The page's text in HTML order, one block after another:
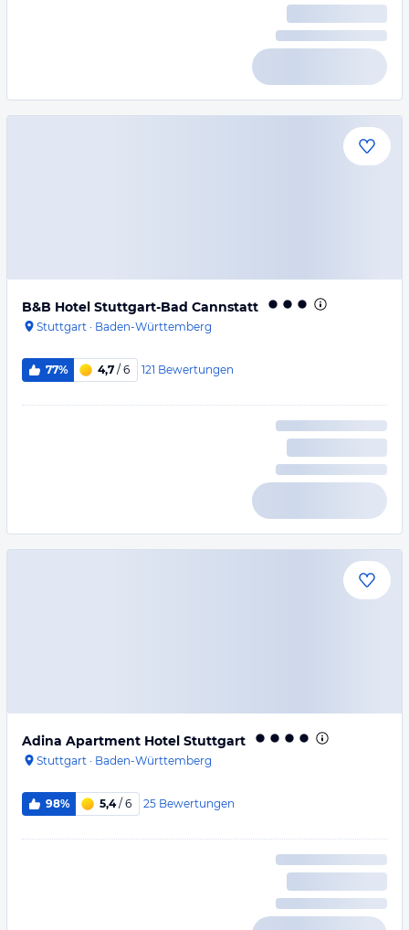
B&B Hotel Stuttgart-Bad Cannstatt
Stuttgart · Baden-Württemberg
77% 4,7 / 6 121 Bewertungen
Adina Apartment Hotel Stuttgart
Stuttgart · Baden-Württemberg
98% 5,4/ 6 25 Bewertungen